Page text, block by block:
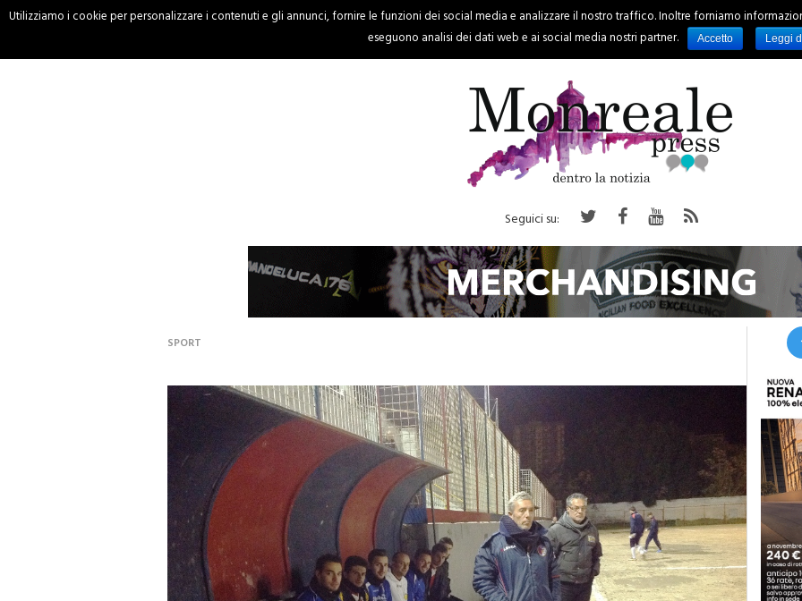
HOME CRONACA PALERMO REGIONE EVENTI RUBRICHE SPORT
Seguici su:
Utilizziamo i cookie per personalizzare i contenuti e gli annunci, fornire le funzioni dei social media e analizzare il nostro traffico. Inoltre forniamo
eseguono analisi dei dati web e ai social media nostri partner.
Accetto Leggi